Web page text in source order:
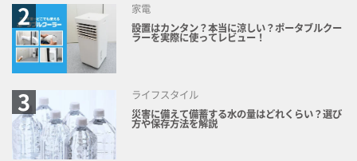
家電
設置はカンタン？本当に涼しい？ポータブルクー
ラーを実際に使ってレビュー！
ライフスタイル
災害に備えて備蓄する水の量はどれくらい？選び
方や保存方法を解説